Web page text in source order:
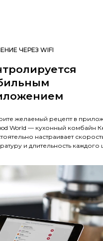
ЧЕРЕЗ WIFI
желаемый рецепт в
World — кухонный комбайн
настраивает
и длительность каждого